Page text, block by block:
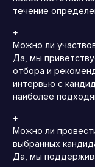
течение
+
Можно ли
Да, мы
отбора и
интервью с
наиболее
+
Можно ли
выбранных
Да, мы